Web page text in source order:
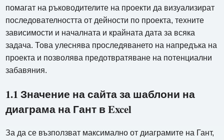
помагат на ръководителите на проекти да визуализират
последователността от дейности по проекта, техните
зависимости и началната и крайната дата за всяка
задача. Това улеснява проследяването на напредъка на
проекта и позволява предотвратяване на потенциални
забавяния.
1.1 Значение на сайта за шаблони на
диаграма на Гант в Excel
За да се възползват максимално от диаграмите на Гант,